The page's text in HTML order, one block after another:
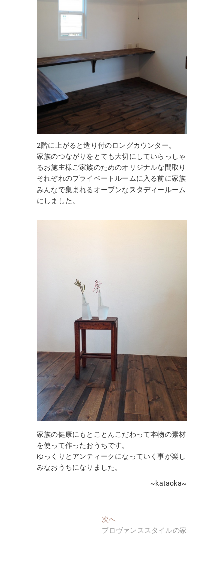
2階に上がると造り付のロングカウンター。
家族のつながりをとても大切にしていらっしゃ
るお施主様ご家族のためのオリジナルな間取り
それぞれのプライベートルームに入る前に家族
みんなで集まれるオープンなスタディールーム
にしました。
家族の健康にもとことんこだわって本物の素材
を使って作ったおうちです。
ゆっくりとアンティークになっていく事が楽し
みなおうちになりました。
~kataoka~
次へ
の
プロヴァンススタイルの家